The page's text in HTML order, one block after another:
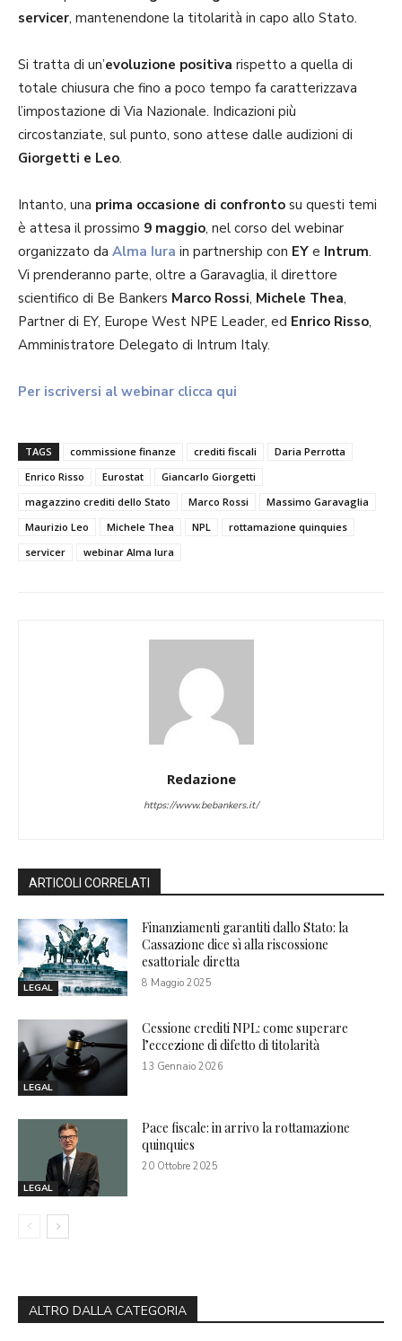
servicer, mantenendone la titolarità in capo allo Stato.
Si tratta di un’evoluzione positiva rispetto a quella di
totale chiusura che fino a poco tempo fa caratterizzava
l’impostazione di Via Nazionale. Indicazioni più
circostanziate, sul punto, sono attese dalle audizioni di
Giorgetti e Leo.
Intanto, una prima occasione di confronto su questi temi
è attesa il prossimo 9 maggio, nel corso del webinar
organizzato da Alma Iura in partnership con EY e Intrum.
Vi prenderanno parte, oltre a Garavaglia, il direttore
scientifico di Be Bankers Marco Rossi, Michele Thea,
Partner di EY, Europe West NPE Leader, ed Enrico Risso,
Amministratore Delegato di Intrum Italy.
Per iscriversi al webinar clicca qui
TAGS commissione finanze crediti fiscali
Daria Perrotta
Enrico Risso
Eurostat
Giancarlo Giorgetti
magazzino crediti dello Stato
Marco Rossi
Massimo Garavaglia
Maurizio Leo
Michele Thea NPL
rottamazione quinquies
servicer
webinar Alma Iura
Redazione
https://www.bebankers.it/
ARTICOLI CORRELATI
LEGAL
Finanziamenti garantiti dallo Stato: la
Cassazione dice sì alla riscossione
esattoriale diretta
8 Maggio 2025
LEGAL
Cessione crediti NPL: come superare
l’eccezione di difetto di titolarità
13 Gennaio 2026
LEGAL
Pace fiscale: in arrivo la rottamazione
quinquies
20 Ottobre 2025
ALTRO DALLA CATEGORIA